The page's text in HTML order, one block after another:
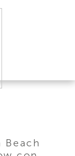
Beach